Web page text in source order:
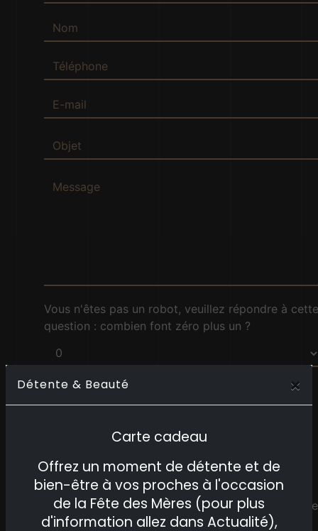
Détente & Beauté ×
Carte cadeau
Offrez un moment de détente et de
bien-être à vos proches à l'occasion
de la Fête des Mères (pour plus
d'information allez dans Actualité),
Vous n'êtes pas un robot, veuillez répondre à cette
question : combien font zéro plus un ?
En cochant cette case, j'accepte les conditions
ENVOYER
Ce site est protégé par reCAPTCHA. Les
règles de
confidentialité et les conditions d'utilisation